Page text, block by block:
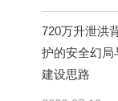
720万升泄洪
护的安全幻局
建设思路